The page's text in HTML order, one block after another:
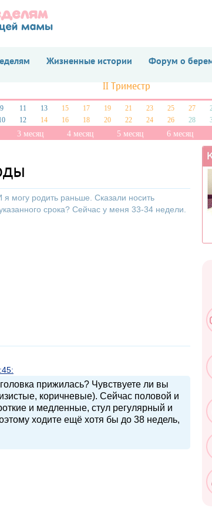
Жизненные истории Форум о
II Триместр
9 11 13 15 17 19 21 23 25 27
12 14 16 18 20 22 24 26 28
3 месяц 4 месяц 5 месяц 6 месяц
могу родить раньше. Сказали носить
срока? Сейчас у меня 33-34 недели.
прижилась? Чувствуете ли вы
коричневые). Сейчас половой и
и медленные, стул регулярный и
ходите ещё хотя бы до 38 недель,